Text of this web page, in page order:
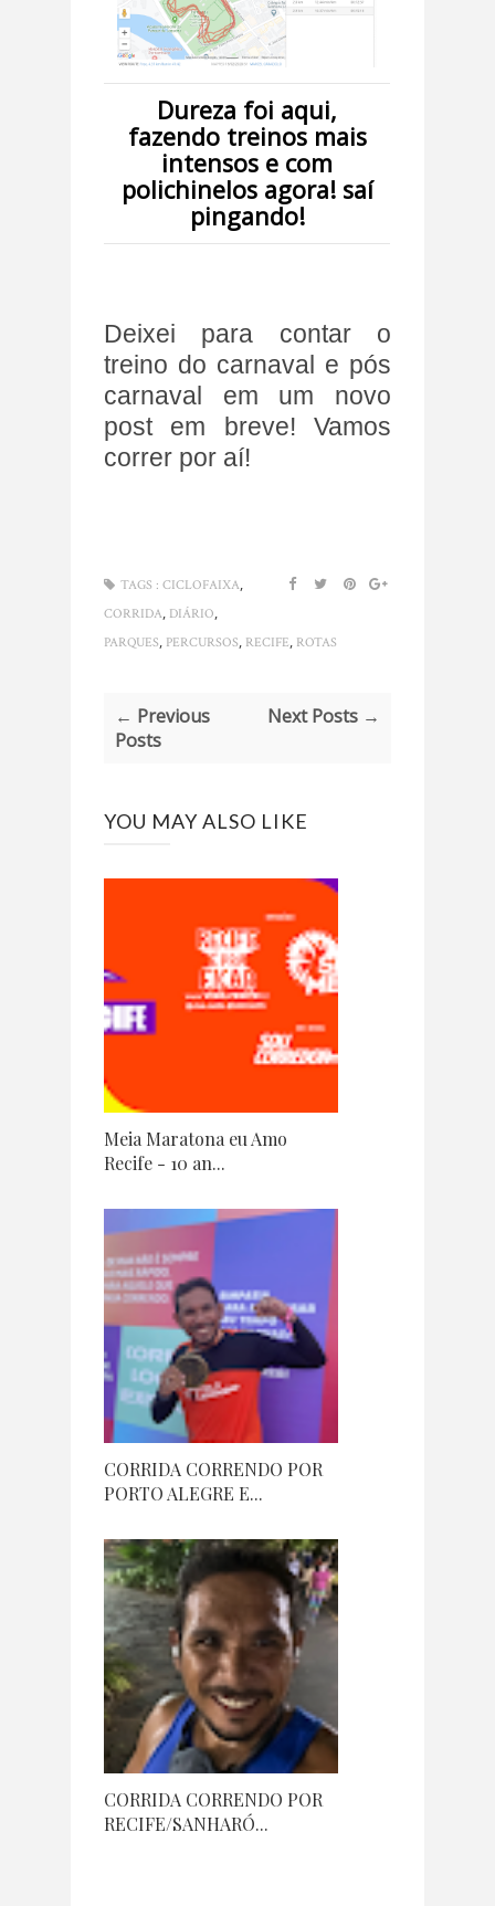
Dureza foi aqui,
fazendo treinos mais
intensos e com
polichinelos agora! saí
pingando!
Deixei para contar o
treino do carnaval e pós
carnaval em um novo
post em breve! Vamos
correr por aí!
TAGS : CICLOFAIXA,
CORRIDA, DIÁRIO,
PARQUES, PERCURSOS, RECIFE, ROTAS
← Previous
Posts
Next Posts →
YOU MAY ALSO LIKE
Meia Maratona eu Amo
Recife - 10 an...
CORRIDA CORRENDO POR
PORTO ALEGRE E...
CORRIDA CORRENDO POR
RECIFE/SANHARÓ...